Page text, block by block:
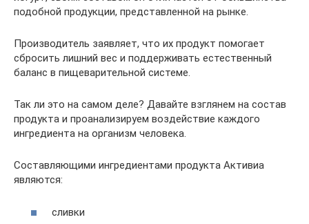
подобной продукции, представленной на рынке.
Производитель заявляет, что их продукт помогает
сбросить лишний вес и поддерживать естественный
баланс в пищеварительной системе.
Так ли это на самом деле? Давайте взглянем на состав
продукта и проанализируем воздействие каждого
ингредиента на организм человека.
Составляющими ингредиентами продукта Активиа
являются:
сливки